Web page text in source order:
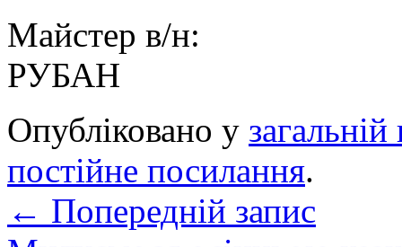
Майстер в/
РУБАН
Опубліковано у загальній
постійне посилання.
← Попередній запис